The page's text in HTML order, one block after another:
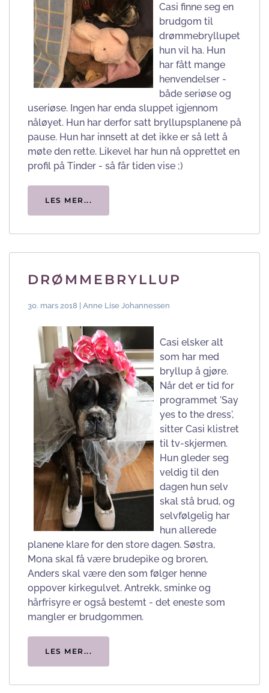
Casi finne seg en
brudgom til
drømmebryllupet
hun vil ha. Hun
har fått mange
henvendelser -
både seriøse og
useriøse. Ingen har enda sluppet igjennom
nåløyet. Hun har derfor satt bryllupsplanene på
pause. Hun har innsett at det ikke er så lett å
møte den rette. Likevel har hun nå opprettet en
profil på Tinder - så får tiden vise ;)
LES MER...
DRØMMEBRYLLUP
30. mars 2018 | Anne Lise Johannessen
Casi elsker alt
som har med
bryllup å gjøre.
Når det er tid for
programmet 'Say
yes to the dress',
sitter Casi klistret
til tv-skjermen.
Hun gleder seg
veldig til den
dagen hun selv
skal stå brud, og
selvfølgelig har
hun allerede
planene klare for den store dagen. Søstra,
Mona skal få være brudepike og broren,
Anders skal være den som følger henne
oppover kirkegulvet. Antrekk, sminke og
hårfrisyre er også bestemt - det eneste som
mangler er brudgommen.
LES MER...